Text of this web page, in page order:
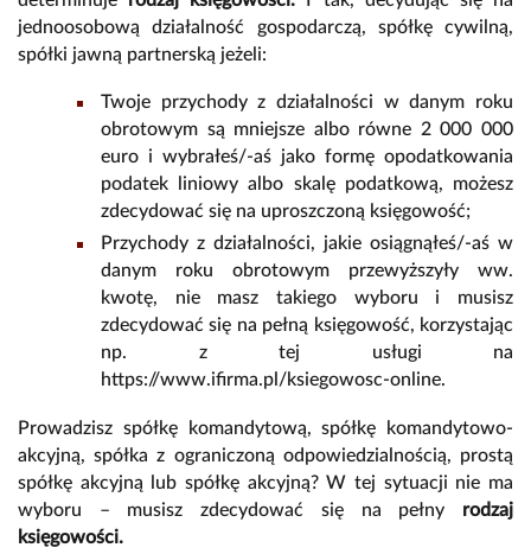
jednoosobową działalność gospodarczą, spółkę cywilną,
spółki jawną partnerską jeżeli:
Twoje przychody z działalności w danym roku
obrotowym są mniejsze albo równe 2 000 000
euro i wybrałeś/-aś jako formę opodatkowania
podatek liniowy albo skalę podatkową, możesz
zdecydować się na uproszczoną księgowość;
Przychody z działalności, jakie osiągnąłeś/-aś w
danym roku obrotowym przewyższyły ww.
kwotę, nie masz takiego wyboru i musisz
zdecydować się na pełną księgowość, korzystając
np. z tej usługi na
https://www.ifirma.pl/ksiegowosc-online.
Prowadzisz spółkę komandytową, spółkę komandytowo-
akcyjną, spółka z ograniczoną odpowiedzialnością, prostą
spółkę akcyjną lub spółkę akcyjną? W tej sytuacji nie ma
wyboru – musisz zdecydować się na pełny rodzaj
księgowości.